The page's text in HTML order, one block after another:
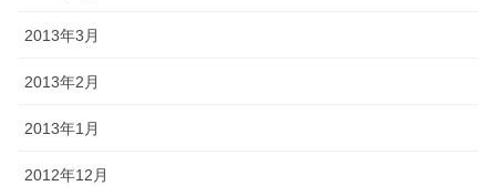
2013年3月
2013年2月
2013年1月
2012年12月